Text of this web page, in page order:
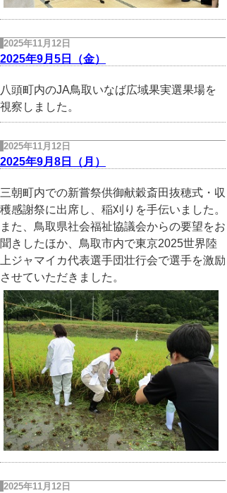
2025年11月12日
2025年9月5日（金）
八頭町内のJA鳥取いなば広域果実選果場を
視察しました。
2025年11月12日
2025年9月8日（月）
三朝町内での新嘗祭供御献穀斎田抜穂式・収
穫感謝祭に出席し、稲刈りを手伝いました。
また、鳥取県社会福祉協議会からの要望をお
聞きしたほか、鳥取市内で東京2025世界陸
上ジャマイカ代表選手団壮行会で選手を激励
させていただきました。
2025年11月12日